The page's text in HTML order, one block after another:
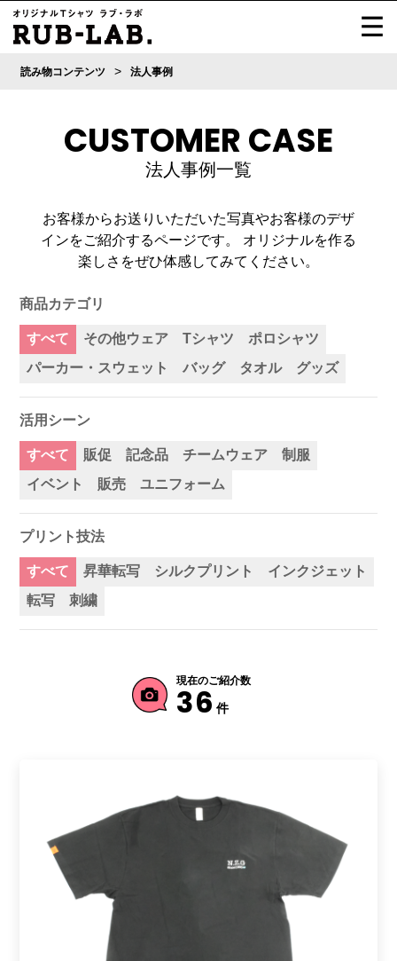
読み物コンテンツ > 法人事例
CUSTOMER CASE
法人事例一覧
お客様からお送りいただいた写真やお客様のデザ
インをご紹介するページです。
オリジナルを作る
楽しさをぜひ体感してみてください。
商品カテゴリ
すべて その他ウェア Tシャツ
ポロシャツ
パーカー・スウェット
バッグ タオル グッズ
活用シーン
すべて 販促 記念品 チームウェア
制服
イベント
販売 ユニフォーム
プリント技法
すべて 昇華転写 シルクプリント
インクジェット
転写
刺繍
現在のご紹介数
36 件